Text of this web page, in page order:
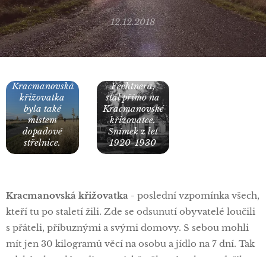
12.12.2018
Kracmanovská
křižovatka
byla také
místem
dopadové
střelnice.
Fechtnera,
stál přímo na
Kracmanovské
křižovatce.
Snímek z let
1920-1930
Kracmanovská křižovatka - poslední vzpomínka všech,
kteří tu po staletí žili. Zde se odsunutí obyvatelé loučili
s přáteli, příbuznými a svými domovy. S sebou mohli
mít jen 30 kilogramů věcí na osobu a jídlo na 7 dní. Tak